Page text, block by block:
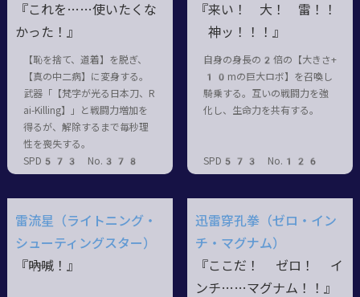
『これを……使いたくな
かった！』
【恥を捨て、道着】を脱ぎ、
【真の中二病】に変身する。
武器「【梵字が光る日本刀、R
ai-Killing】」と戦闘力増加を
得るが、解除するまで毎秒理
性を喪失する。
SPD573 No.378
『来い！ 大！ 雷！！
神ッ！！！』
自身の身長の2倍の【大きさ+
10mの巨大ロボ】を召喚し
騎乗する。互いの戦闘力を強
化し、生命力を共有する。
SPD573 No.126
雷流星（ライトニング・
シューティングスター）
『――吶喊！』
迅雷穿孔拳（ゼロ・イン
チ・マグナム）
『ここだ！ ゼロ！ イ
ンチ……マグナム！！』